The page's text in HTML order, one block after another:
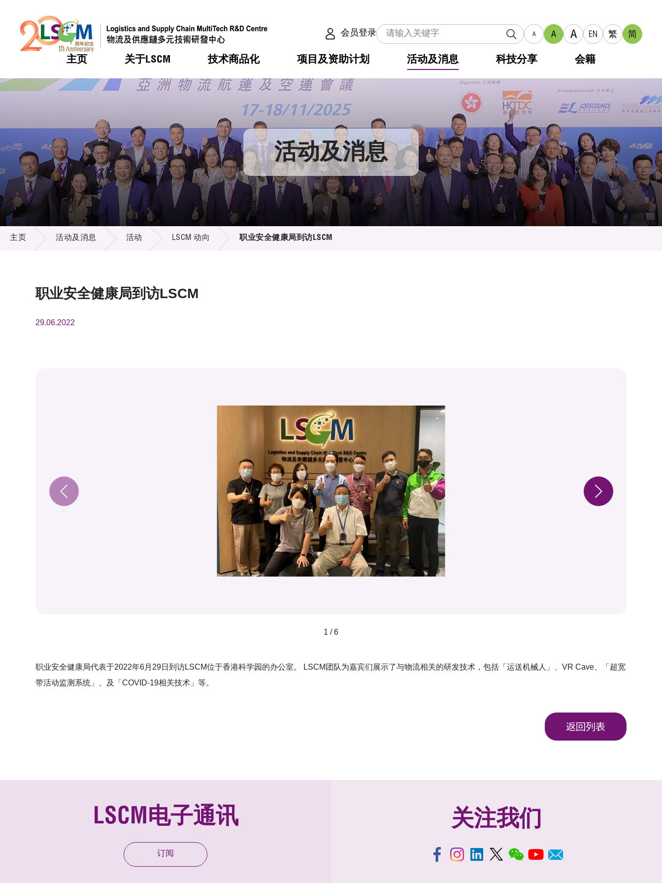
会员登录 A A A EN 繁 简
主页 关于LSCM
热门 机构简介
组织架构
组织架构
董事局
研究顾问
招标通告
技术商品化
热门 服务
可获授权之技术
应用于公共服务之创新技术
重点项目
项目及资助计划
热门 合作计划
资助计划
资助计划
税务优惠
申请
评审
征求研发项目计划书
项目资料库
活动及消息
热门 活动
奖项
新闻中心
媒体报导
新闻稿
资讯中心
多媒体
出版刊物
科技分享 会籍
热门 会籍及服务
会员列表
会员登入 活动及消息
活动及消息
主页 活动及消息 活动 LSCM 动向 职业安全健康局到访LSCM
职业安全健康局到访LSCM
29.06.2022
1 / 6
职业安全健康局代表于2022年6月29日到访LSCM位于香港科学园的办公室。 LSCM团队为嘉宾们展示了与物流相关的研发技术，包括「运送机械人」、VR Cave、「超宽
带活动监测系统」、及「COVID-19相关技术」等。
返回列表
LSCM电子通讯
订阅
关注我们